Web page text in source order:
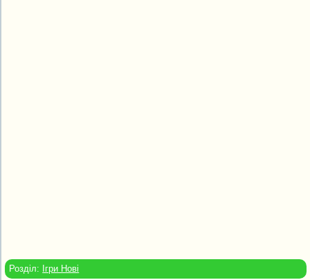
Розділ: Ігри Нові